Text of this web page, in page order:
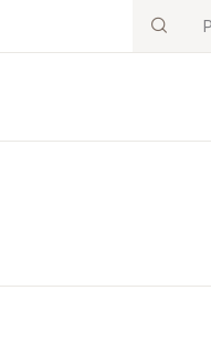
Search